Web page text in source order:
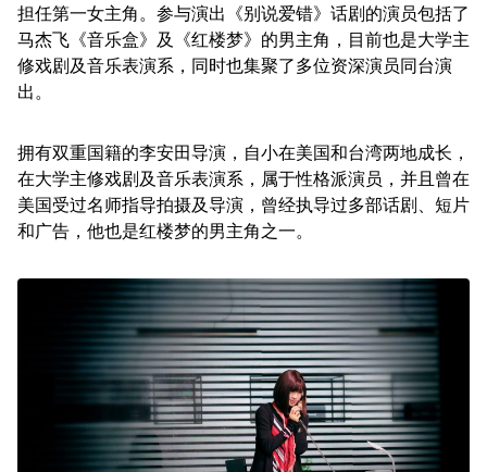
担任第一女主角。参与演出《别说爱错》话剧的演员包括了
马杰飞《音乐盒》及《红楼梦》的男主角，目前也是大学主
修戏剧及音乐表演系，同时也集聚了多位资深演员同台演
出。
拥有双重国籍的李安田导演，自小在美国和台湾两地成长，
在大学主修戏剧及音乐表演系，属于性格派演员，并且曾在
美国受过名师指导拍摄及导演，曾经执导过多部话剧、短片
和广告，他也是红楼梦的男主角之一。